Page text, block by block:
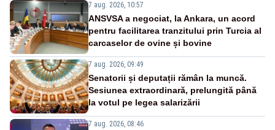
7 aug. 2026, 10:57
ANSVSA a negociat, la Ankara, un acord
pentru facilitarea tranzitului prin Turcia al
carcaselor de ovine și bovine
7 aug. 2026, 09:49
Senatorii și deputații rămân la muncă.
Sesiunea extraordinară, prelungită până
la votul pe legea salarizării
7 aug. 2026, 08:46